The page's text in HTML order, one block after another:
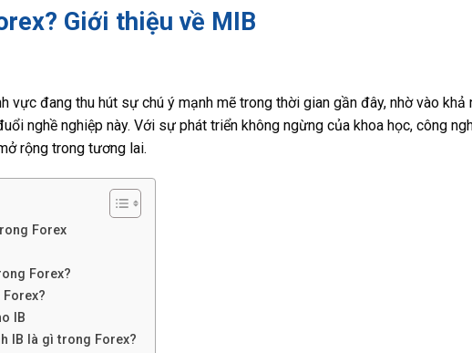
Giới thiệu về MIB
vực đang thu hút sự chú ý mạnh mẽ trong thời gian gần đây, nhờ vào khả
nghề nghiệp này. Với sự phát triển không ngừng của khoa học, công
rộng trong tương lai.
Forex
Forex?
IB
IB là gì trong Forex?